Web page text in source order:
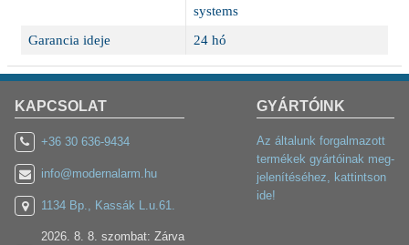
systems
Garancia ideje
24 hó
KAPCSOLAT
+36 30 636-9434
info@modernalarm.hu
1134 Bp., Kassák L.u.61.
2026. 8. 8. szombat: Zárva
GYÁRTÓINK
Az általunk forgalmazott
termékek gyártóinak meg-
jelenítéséhez, kattintson
ide!